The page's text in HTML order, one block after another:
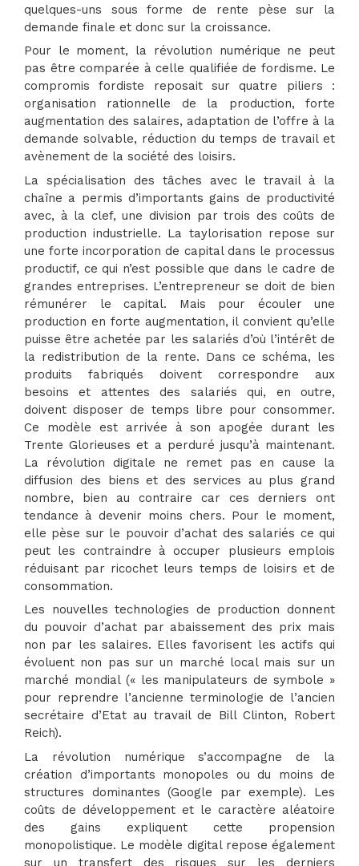
quelques-uns sous forme de rente pèse sur la
demande finale et donc sur la croissance.
Pour le moment, la révolution numérique ne peut
pas être comparée à celle qualifiée de fordisme. Le
compromis fordiste reposait sur quatre piliers :
organisation rationnelle de la production, forte
augmentation des salaires, adaptation de l’offre à la
demande solvable, réduction du temps de travail et
avènement de la société des loisirs.
La spécialisation des tâches avec le travail à la
chaîne a permis d’importants gains de productivité
avec, à la clef, une division par trois des coûts de
production industrielle. La taylorisation repose sur
une forte incorporation de capital dans le processus
productif, ce qui n’est possible que dans le cadre de
grandes entreprises. L’entrepreneur se doit de bien
rémunérer le capital. Mais pour écouler une
production en forte augmentation, il convient qu’elle
puisse être achetée par les salariés d’où l’intérêt de
la redistribution de la rente. Dans ce schéma, les
produits fabriqués doivent correspondre aux
besoins et attentes des salariés qui, en outre,
doivent disposer de temps libre pour consommer.
Ce modèle est arrivée à son apogée durant les
Trente Glorieuses et a perduré jusqu’à maintenant.
La révolution digitale ne remet pas en cause la
diffusion des biens et des services au plus grand
nombre, bien au contraire car ces derniers ont
tendance à devenir moins chers. Pour le moment,
elle pèse sur le pouvoir d’achat des salariés ce qui
peut les contraindre à occuper plusieurs emplois
réduisant par ricochet leurs temps de loisirs et de
consommation.
Les nouvelles technologies de production donnent
du pouvoir d’achat par abaissement des prix mais
non par les salaires. Elles favorisent les actifs qui
évoluent non pas sur un marché local mais sur un
marché mondial (« les manipulateurs de symbole »
pour reprendre l’ancienne terminologie de l’ancien
secrétaire d’Etat au travail de Bill Clinton, Robert
Reich).
La révolution numérique s’accompagne de la
création d’importants monopoles ou du moins de
structures dominantes (Google par exemple). Les
coûts de développement et le caractère aléatoire
des gains expliquent cette propension
monopolistique. Le modèle digital repose également
sur un transfert des risques sur les derniers